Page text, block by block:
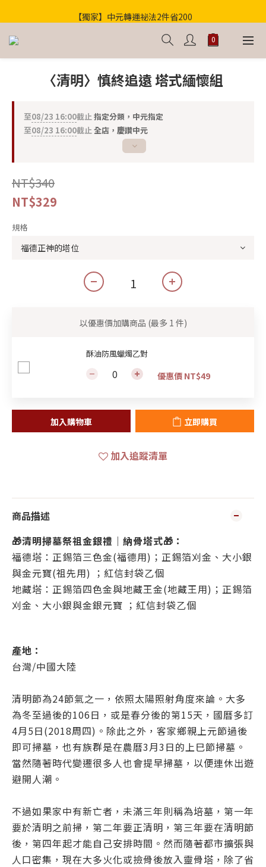
歡迎光臨！全店滿1000免運
【獨家】中元轉運祕法2件省200
歡迎光臨！全店滿1000免運
〈清明〉慎終追遠 塔式緬懷組
至08/23 16:00截止指定分類，中元指定
至08/23 16:00截止全店，慶讚中元
NT$340
NT$329
規格
以優惠價加購商品 (最多 1 件)
酥油防風蠟燭乙對
優惠價 NT$49
加入購物車 立即購買
加入追蹤清單
商品描述
🎁清明掃墓祭祖金銀禮｜納骨塔式🎁 ：
福德塔：正錫箔三色金(福德用)；正錫箔刈金、大小銀
與金元寶(祖先用) ；紅信封袋乙個
地藏塔：正錫箔四色金與地藏王金(地藏王用)；正錫箔
刈金、大小銀與金銀元寶 ；紅信封袋乙個
產地：
台灣/中國大陸
清明節為24節氣之一，依照太陽照射角度來論。大多
為冬至過後的106日，或是春分後的第15天，國曆多訂
4月5日(2018周四)。除此之外，客家鄉親上元節過後
即可掃墓，也有族群是在農曆3月3日的上巳節掃墓。
當然隨著時代變遷很多人也會提早掃墓，以便連休出遊
避開人潮。
不過如果家中有新亡者，未滿三年則稱為培墓，第一年
要於清明之前掃，第二年要正清明，第三年要在清明節
後，第四年起才能自己安排時間。然而隨著都市擴張與
人口密集，現在大多火化或撿骨後放入靈骨塔，除了省